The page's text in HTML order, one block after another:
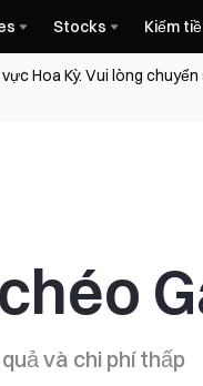
Stocks Kiếm
Hoa Kỳ. Vui lòng
và chi phí thấp